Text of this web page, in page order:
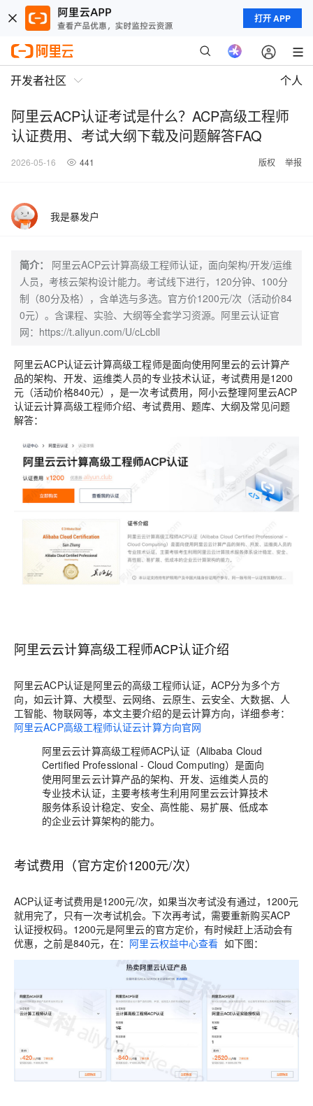
打开 APP
开发者社区 个人
阿里云ACP认证考试是什么？ACP高级工程师
认证费用、考试大纲下载及问题解答FAQ
2026-05-16 441 版权 举报
我是暴发户
简介：
阿里云ACP云计算高级工程师认证，面向架构/开发/运维
人员，考核云架构设计能力。考试线下进行，120分钟、100分
制（80分及格），含单选与多选。官方价1200元/次（活动价84
0元）。含课程、实验、大纲等全套学习资源。阿里云认证官
网：https://t.aliyun.com/U/cLcbll
阿里云ACP认证云计算高级工程师是面向使用阿里云的云计算产
品的架构、开发、运维类人员的专业技术认证，考试费用是1200
元（活动价格840元），是一次考试费用，阿小云整理阿里云ACP
认证云计算高级工程师介绍、考试费用、题库、大纲及常见问题
解答：
阿里云云计算高级工程师ACP认证介绍
阿里云ACP认证是阿里云的高级工程师认证，ACP分为多个方
向，如云计算、大模型、云网络、云原生、云安全、大数据、人
工智能、物联网等，本文主要介绍的是云计算方向，详细参考：
阿里云ACP高级工程师认证云计算方向官网
阿里云云计算高级工程师ACP认证（Alibaba Cloud
Certified Professional - Cloud Computing）是面向
使用阿里云云计算产品的架构、开发、运维类人员的
专业技术认证，主要考核考生利用阿里云云计算技术
服务体系设计稳定、安全、高性能、易扩展、低成本
的企业云计算架构的能力。
考试费用（官方定价1200元/次）
ACP认证考试费用是1200元/次，如果当次考试没有通过，1200元
就用完了，只有一次考试机会。下次再考试，需要重新购买ACP
认证授权码。1200元是阿里云的官方定价，有时候赶上活动会有
优惠，之前是840元，在： 阿里云权益中心查看 如下图：